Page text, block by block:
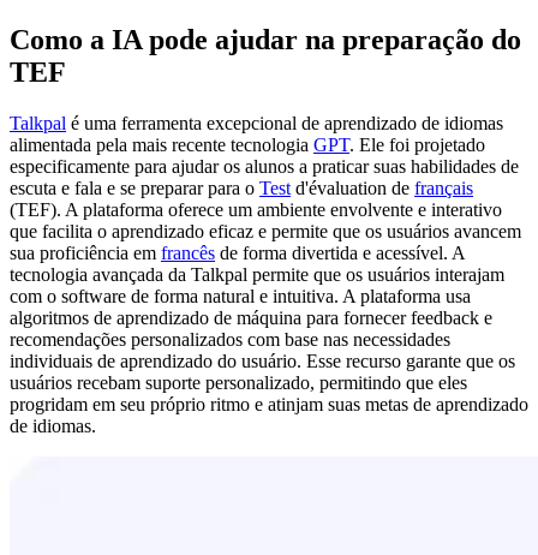
Como a IA pode ajudar na preparação do
TEF
Talkpal é uma ferramenta excepcional de aprendizado de idiomas
alimentada pela mais recente tecnologia GPT. Ele foi projetado
especificamente para ajudar os alunos a praticar suas habilidades de
escuta e fala e se preparar para o Test d'évaluation de français
(TEF). A plataforma oferece um ambiente envolvente e interativo
que facilita o aprendizado eficaz e permite que os usuários avancem
sua proficiência em francês de forma divertida e acessível. A
tecnologia avançada da Talkpal permite que os usuários interajam
com o software de forma natural e intuitiva. A plataforma usa
algoritmos de aprendizado de máquina para fornecer feedback e
recomendações personalizados com base nas necessidades
individuais de aprendizado do usuário. Esse recurso garante que os
usuários recebam suporte personalizado, permitindo que eles
progridam em seu próprio ritmo e atinjam suas metas de aprendizado
de idiomas.